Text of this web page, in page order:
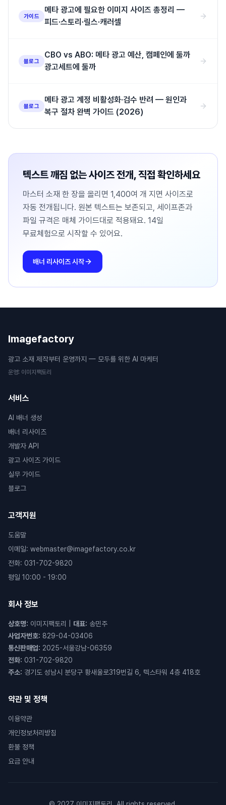
가이드
메타 광고에 필요한 이미지 사이즈 총정리 —
피드·스토리·릴스·캐러셀
블로그
CBO vs ABO: 메타 광고 예산, 캠페인에 둘까
광고세트에 둘까
블로그
메타 광고 계정 비활성화·검수 반려 — 원인과
복구 절차 완벽 가이드 (2026)
텍스트 깨짐 없는 사이즈 전개, 직접 확인하세요
마스터 소재 한 장을 올리면 1,400여 개 지면 사이즈로
자동 전개됩니다. 원본 텍스트는 보존되고, 세이프존과
파일 규격은 매체 가이드대로 적용돼요. 14일
무료체험으로 시작할 수 있어요.
배너 리사이즈 시작
Imagefactory
광고 소재 제작부터 운영까지 — 모두를 위한 AI 마케터
운영: 이미지팩토리
서비스
AI 배너 생성
배너 리사이즈
개발자 API
광고 사이즈 가이드
실무 가이드
블로그
고객지원
도움말
이메일: webmaster@imagefactory.co.kr
전화: 031-702-9820
평일 10:00 - 19:00
회사 정보
상호명: 이미지팩토리 대표: 송민주
사업자번호: 829-04-03406
통신판매업: 2025-서울강남-06359
전화: 031-702-9820
주소: 경기도 성남시 분당구 황새울로319번길 6, 텍스타워 4층 418호
약관 및 정책
이용약관
개인정보처리방침
환불 정책
요금 안내